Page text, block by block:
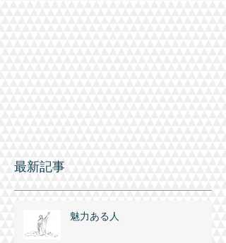
最新記事
魅力ある人